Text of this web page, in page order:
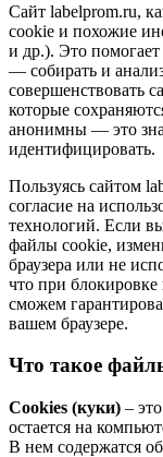
Сайт labelprom.ru,
cookie и похожие
и др.). Это
— собирать и
совершенствовать
которые
анонимны — это
идентифицировать.
Пользуясь сайтом
согласие на
технологий. Если
файлы cookie,
браузера или не
что при
сможем
вашем браузере.
Что такое
Cookies (куки) –
остается на
В нем содержатся